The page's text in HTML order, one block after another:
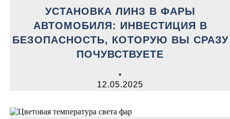
УСТАНОВКА ЛИНЗ В ФАРЫ
АВТОМОБИЛЯ: ИНВЕСТИЦИЯ В
БЕЗОПАСНОСТЬ, КОТОРУЮ ВЫ СРАЗУ
ПОЧУВСТВУЕТЕ
•
12.05.2025